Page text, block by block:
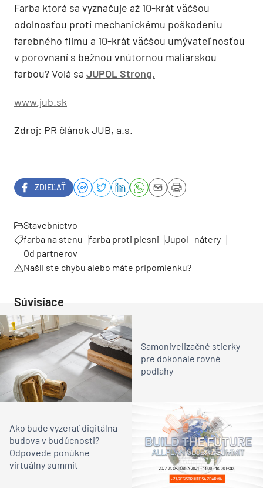
Farba ktorá sa vyznačuje až 10-krát väčšou
odolnosťou proti mechanickému poškodeniu
farebného filmu a 10-krát väčšou umývateľnosťou
v porovnaní s bežnou vnútornou maliarskou
farbou? Volá sa JUPOL Strong.
www.jub.sk
Zdroj: PR článok JUB, a.s.
ZDIEĽAŤ
Stavebníctvo
farba na stenu farba proti plesni Jupol
nátery
Od partnerov
Našli ste chybu alebo máte pripomienku?
Súvisiace
Samonivelizačné stierky
pre dokonale rovné
podlahy
Ako bude vyzerať digitálna
budova v budúcnosti?
Odpovede ponúkne
virtuálny summit